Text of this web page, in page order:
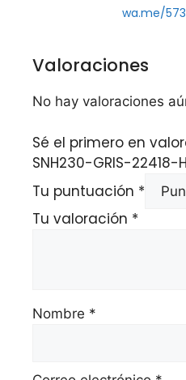
wa.me/
Valoraciones
No hay valoraciones
Sé el primero en
SNH230-GRIS-22418-
Tu puntuación *
Tu valoración *
Nombre *